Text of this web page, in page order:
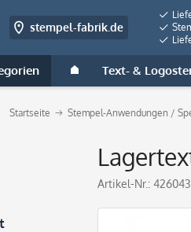
stempel-fabrik.de
Text- &
Startseite Stempel-Anwendungen /
Artikel-Nr.: